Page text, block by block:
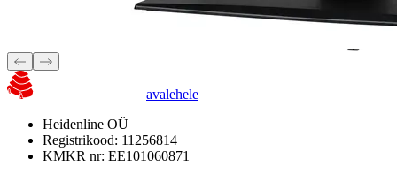
avalehele
Heidenline OÜ
Registrikood: 11256814
KMKR nr: EE101060871